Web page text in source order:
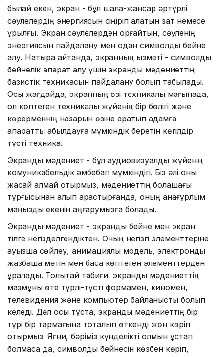
былай екен, экран - бұл шала-жансар әртүрлі
сәулелердің энергиясын сіңіріп алатын зат немесе
құрылғы. Экран сәулелерден қорғайтын, сәуленің
энергиясын пайдалану мен одан символдық бейне
алу. Нақтырақ айтқанда, экранның қызметі - символдық
бейнелік ақпарат алу үшін экрандық мәдениеттің
базистік техникасын пайдалану болып табылады.
Осы жағдайда, экранның өзі техникалық мағынада,
ол көптеген техникалық жүйенің бір бөлігі және
көрерменнің назарын өзіне қаратып адамға
ақпаратты қабылдауға мүмкіндік беретін көгілдір
түсті техника.
Экрандық мәдениет - бұл аудиовизуалдық жүйенің
комуникабельдік әмбебап мүмкіндігі. Біз әлі оны
жасай алмай отырмыз, мәдениеттің болашағы
тұрғысынан алып қарастырғанда, оның анағұрлым
маңызды екенін аңғарумызға болады.
Экрандық мәдениет - экрандық бейне мен экран
тілге негізделгендіктен. Оның негізгі элементтеріне
ауызша сөйлеу, анимациялық модель, электрондық
жазбаша мәтін мен басқа көптеген элементтерден
құралады. Толықтай табиғи, экрандық мәдениеттің
мазмұны өте түрлі-түсті формамен, киномен,
телевидения және компьютер байланысты болып
келеді. Дәл осы тұста, экрандық мәдениеттің бір
түрі бір тармағына тоқталып өткенді жөн көріп
отырмыз. Яғни, бәріміз күнделікті қолмын ұстап
болмаса да, символдық бейнесін көзбен көріп,